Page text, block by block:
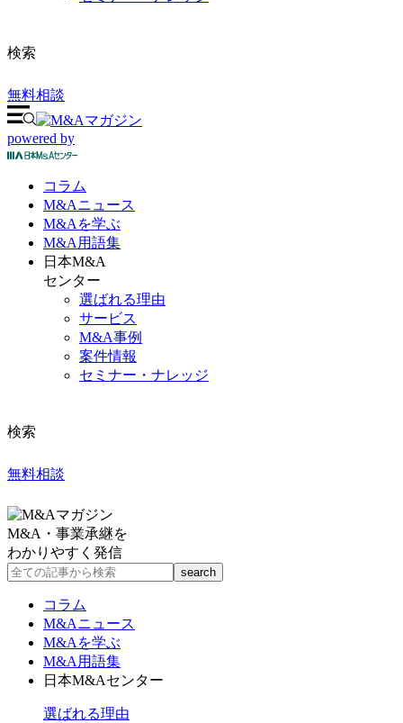
検索
無料相談
powered by
コラム
M&Aニュース
M&Aを学ぶ
M&A 用語集
日本M&A
センター
選ばれる理由
サービス
M&A事例
案件情報
セミナー・ナレッジ
検索
無料相談
M&A・事業承継を
わかりやすく発信
コラム
M&Aニュース
M&Aを学ぶ
M&A用語集
日本M&Aセンター
選ばれる理由